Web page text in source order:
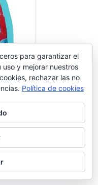
DEL PUERTO
para garantizar el
y mejorar nuestros
rechazar las no
Política de cookies